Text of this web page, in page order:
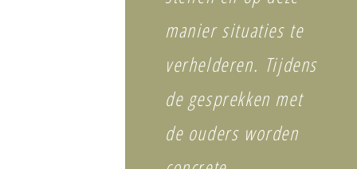
manier situaties te
verhelderen. Tijdens
de gesprekken met
de ouders worden